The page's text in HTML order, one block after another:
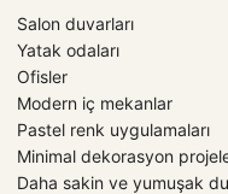
Salon duvarları
Yatak odaları
Ofisler
Modern iç mekanlar
Pastel renk uygulamaları
Minimal dekorasyon
Daha sakin ve yumuşak